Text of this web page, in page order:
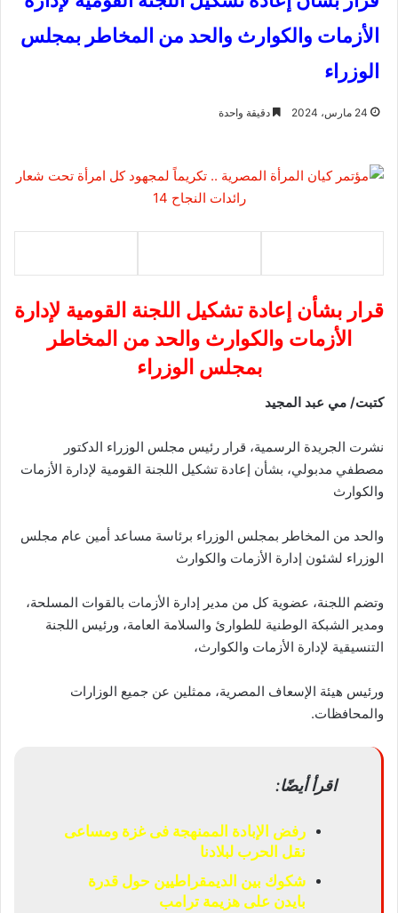
الأزمات والكوارث والحد من المخاطر بمجلس
الوزراء
24 مارس، 2024 دقيقة واحدة
قرار بشأن إعادة تشكيل اللجنة القومية لإدارة
الأزمات والكوارث والحد من المخاطر
بمجلس الوزراء
كتبت/ مي عبد المجيد
نشرت الجريدة الرسمية، قرار رئيس مجلس الوزراء الدكتور
مصطفي مدبولي، بشأن إعادة تشكيل اللجنة القومية لإدارة الأزمات
والكوارث
والحد من المخاطر بمجلس الوزراء برئاسة مساعد أمين عام مجلس
الوزراء لشئون إدارة الأزمات والكوارث
وتضم اللجنة، عضوية كل من مدير إدارة الأزمات بالقوات المسلحة،
ومدير الشبكة الوطنية للطوارئ والسلامة العامة، ورئيس اللجنة
التنسيقية لإدارة الأزمات والكوارث،
ورئيس هيئة الإسعاف المصرية، ممثلين عن جميع الوزارات
والمحافظات.
اقرأ أيضًا:
رفض الإبادة الممنهجة فى غزة ومساعى
نقل الحرب لبلادنا
شكوك بين الديمقراطيين حول قدرة
بايدن على هزيمة ترامب